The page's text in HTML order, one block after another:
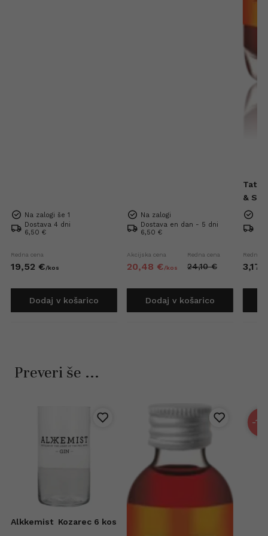
Na zalogi še 1
Dostava 4 dni
6,50 €
Redna cena
19,52 €/kos
Dodaj v košarico
Na zalogi
Dostava en dan - 5 dni
6,50 €
Akcijska cena
20,48 €/kos
Redna cena
24,10 €
Dodaj v košarico
&
Mini
Redna
3,17
Preveri še ...
Alkkemist Kozarec 6 kos
-15